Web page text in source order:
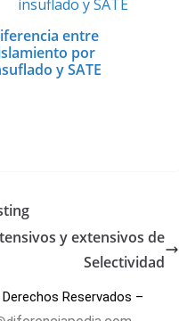
entre
por
y SATE
y extensivos de
Selectividad
Reservados –